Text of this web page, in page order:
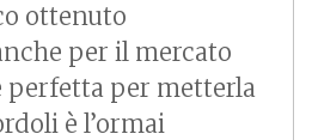
ottenuto
per il mercato
perfetta per metterla
è l’ormai